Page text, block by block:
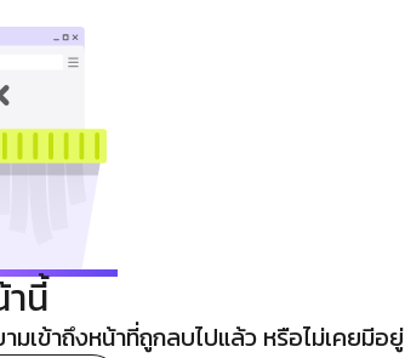
นี้
เข้าถึงหน้าที่ถูกลบไปแล้ว หรือไม่เคยมีอยู่